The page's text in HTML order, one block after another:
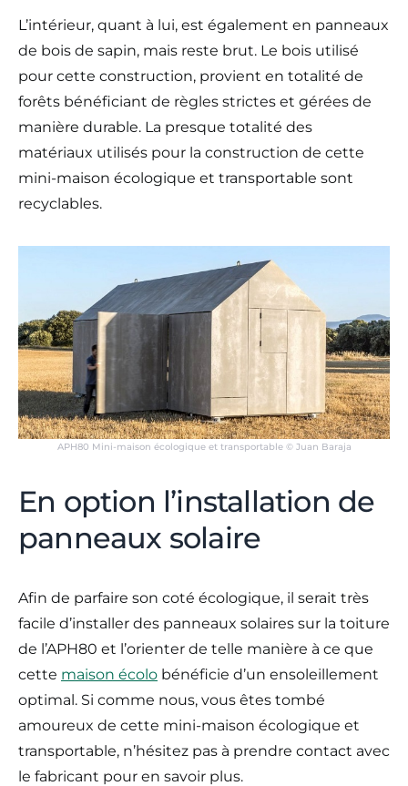
L’intérieur, quant à lui, est également en panneaux
de bois de sapin, mais reste brut. Le bois utilisé
pour cette construction, provient en totalité de
forêts bénéficiant de règles strictes et gérées de
manière durable. La presque totalité des
matériaux utilisés pour la construction de cette
mini-maison écologique et transportable sont
recyclables.
APH80 Mini-maison écologique et transportable © Juan Baraja
En option l’installation de
panneaux solaire
Afin de parfaire son coté écologique, il serait très
facile d’installer des panneaux solaires sur la toiture
de l’APH80 et l’orienter de telle manière à ce que
cette maison écolo bénéficie d’un ensoleillement
optimal. Si comme nous, vous êtes tombé
amoureux de cette mini-maison écologique et
transportable, n’hésitez pas à prendre contact avec
le fabricant pour en savoir plus.